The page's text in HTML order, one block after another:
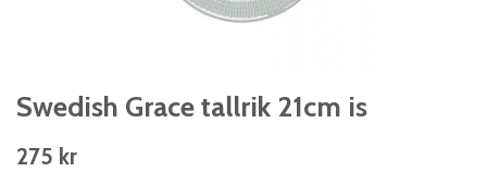
Swedish Grace tallrik 21cm is
275 kr